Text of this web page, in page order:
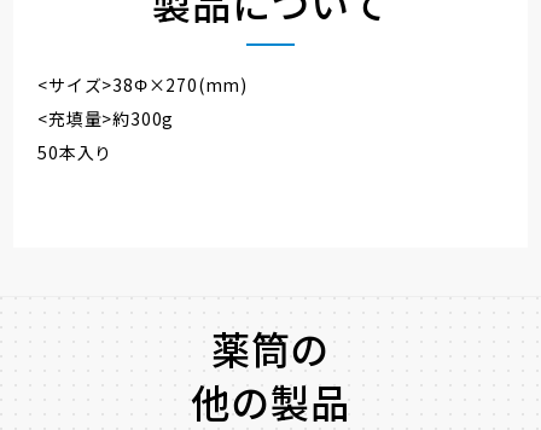
<サイズ>38Φ×270(mm)
<充填量>約300g
50本入り
薬筒の
他の製品